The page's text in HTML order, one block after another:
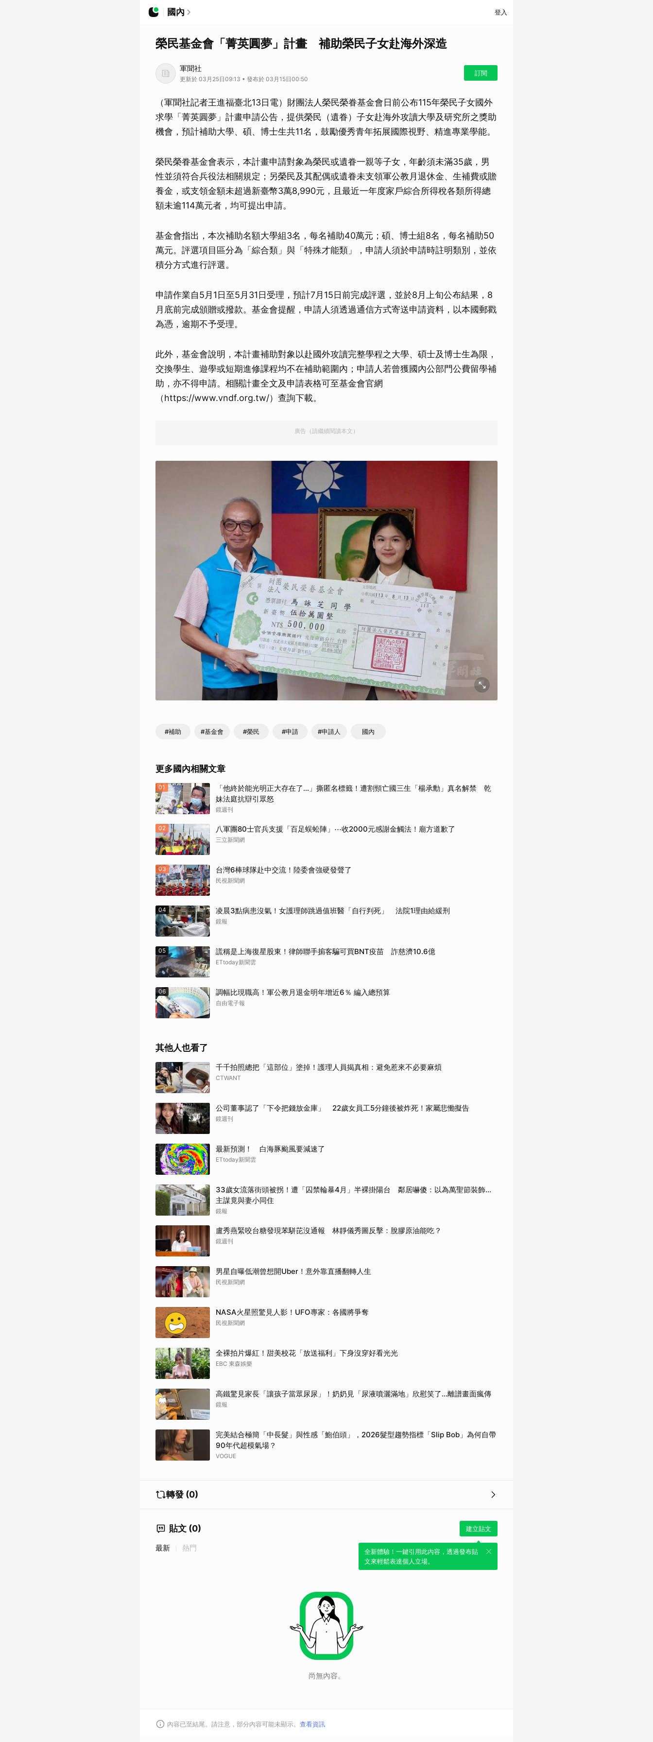
國內 登入
榮民基金會「菁英圓夢」計畫 補助榮民子女赴海外深造
軍聞社
更新於 03月25日09:13 • 發布於 03月15日00:50
訂閱
（軍聞社記者王進福臺北13日電）財團法人榮民榮眷基金會日前公布115年榮民子女國外
求學「菁英圓夢」計畫申請公告，提供榮民（遺眷）子女赴海外攻讀大學及研究所之獎助
機會，預計補助大學、碩、博士生共11名，鼓勵優秀青年拓展國際視野、精進專業學能。
榮民榮眷基金會表示，本計畫申請對象為榮民或遺眷一親等子女，年齡須未滿35歲，男
性並須符合兵役法相關規定；另榮民及其配偶或遺眷未支領軍公教月退休金、生補費或贍
養金，或支領金額未超過新臺幣3萬8,990元，且最近一年度家戶綜合所得稅各類所得總
額未逾114萬元者，均可提出申請。
基金會指出，本次補助名額大學組3名，每名補助40萬元；碩、博士組8名，每名補助50
萬元。評選項目區分為「綜合類」與「特殊才能類」，申請人須於申請時註明類別，並依
積分方式進行評選。
申請作業自5月1日至5月31日受理，預計7月15日前完成評選，並於8月上旬公布結果，8
月底前完成頒贈或撥款。基金會提醒，申請人須透過通信方式寄送申請資料，以本國郵戳
為憑，逾期不予受理。
此外，基金會說明，本計畫補助對象以赴國外攻讀完整學程之大學、碩士及博士生為限，
交換學生、遊學或短期進修課程均不在補助範圍內；申請人若曾獲國內公部門公費留學補
助，亦不得申請。相關計畫全文及申請表格可至基金會官網
（https://www.vndf.org.tw/）查詢下載。
廣告（請繼續閱讀本文）
#補助 #基金會 #榮民 #申請 #申請人 國內
更多國內相關文章
01
「他終於能光明正大存在了...」撕匿名標籤！遭割頸亡國三生「楊承勳」真名解禁 乾
妹法庭抗辯引眾怒
鏡週刊
02 八軍團80士官兵支援「百足蜈蚣陣」⋯收2000元感謝金觸法！廟方道歉了
三立新聞網
03 台灣6棒球隊赴中交流！陸委會強硬發聲了
民視新聞網
04 凌晨3點病患沒氣！女護理師跳過值班醫「自行判死」 法院1理由給緩刑
鏡報
05 謊稱是上海復星股東！律師聯手掮客騙可買BNT疫苗 詐慈濟10.6億
ETtoday新聞雲
06 調幅比現職高！軍公教月退金明年增近6％ 編入總預算
自由電子報
其他人也看了
千千拍照總把「這部位」塗掉！護理人員揭真相：避免惹來不必要麻煩
CTWANT
公司董事認了「下令把錢放金庫」 22歲女員工5分鐘後被炸死！家屬悲慟擬告
鏡週刊
最新預測！ 白海豚颱風要減速了
ETtoday新聞雲
33歲女流落街頭被拐！遭「囚禁輪暴4月」半裸掛陽台 鄰居嚇傻：以為萬聖節裝飾...
主謀竟與妻小同住
鏡報
盧秀燕緊咬台糖發現苯駢芘沒通報 林靜儀秀圖反擊：脫膠原油能吃？
鏡週刊
男星自曝低潮曾想開Uber！意外靠直播翻轉人生
民視新聞網
NASA火星照驚見人影！UFO專家：各國將爭奪
民視新聞網
全裸拍片爆紅！甜美校花「放送福利」下身沒穿好看光光
EBC 東森娛樂
高鐵驚見家長「讓孩子當眾尿尿」！奶奶見「尿液噴灑滿地」欣慰笑了…離譜畫面瘋傳
鏡報
完美結合極簡「中長髮」與性感「鮑伯頭」，2026髮型趨勢指標「Slip Bob」為何自帶
90年代超模氣場？
VOGUE
轉發 (0)
貼文 (0) 建立貼文
全新體驗！一鍵引用此內容，透過發布貼
文來輕鬆表達個人立場。
最新 熱門
尚無內容。
內容已至結尾。請注意，部分內容可能未顯示。 查看資訊